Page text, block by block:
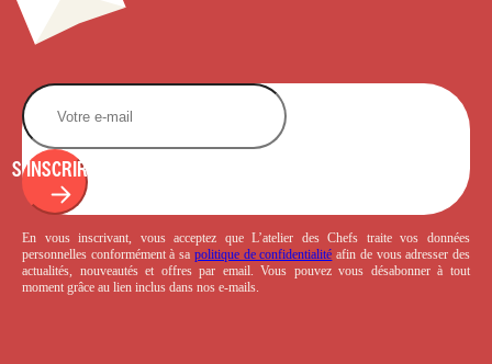
S'INSCRIRE
En vous inscrivant, vous acceptez que L’atelier des Chefs traite vos données
personnelles conformément à sa politique de confidentialité afin de vous adresser des
actualités, nouveautés et offres par email. Vous pouvez vous désabonner à tout
moment grâce au lien inclus dans nos e-mails.